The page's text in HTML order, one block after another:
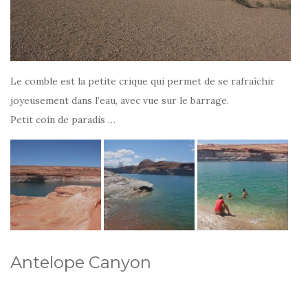
Le comble est la petite crique qui permet de se rafraîchir
joyeusement dans l’eau, avec vue sur le barrage.
Petit coin de paradis …
Antelope Canyon